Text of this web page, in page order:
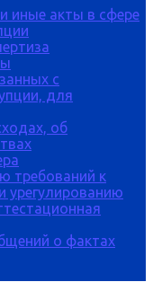
иные акты в сфере
с
для
об
требований к
урегулированию
о фактах